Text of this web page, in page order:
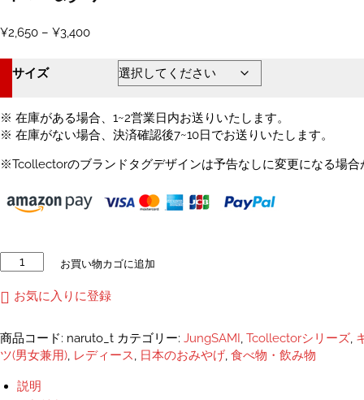
¥2,650 – ¥3,400価
¥2,650
¥3,400
サイズ
※ 在庫がある場合、1~2営業日内お送りいたします。
※ 在庫がない場合、決済確認後7~10日でお送りいたします。
※Tcollectorのブランドタグデザインは予告なしに変更になる場合
ル
ト
ゅ
う
お買い物カゴに追加
お気に入りに登録
商品コード: naruto_t カテゴリー: JungSAMI, Tcollectorシリーズ,
ツ(男女兼用), レディース, 日本のおみやげ, 食べ物・飲み物
説明